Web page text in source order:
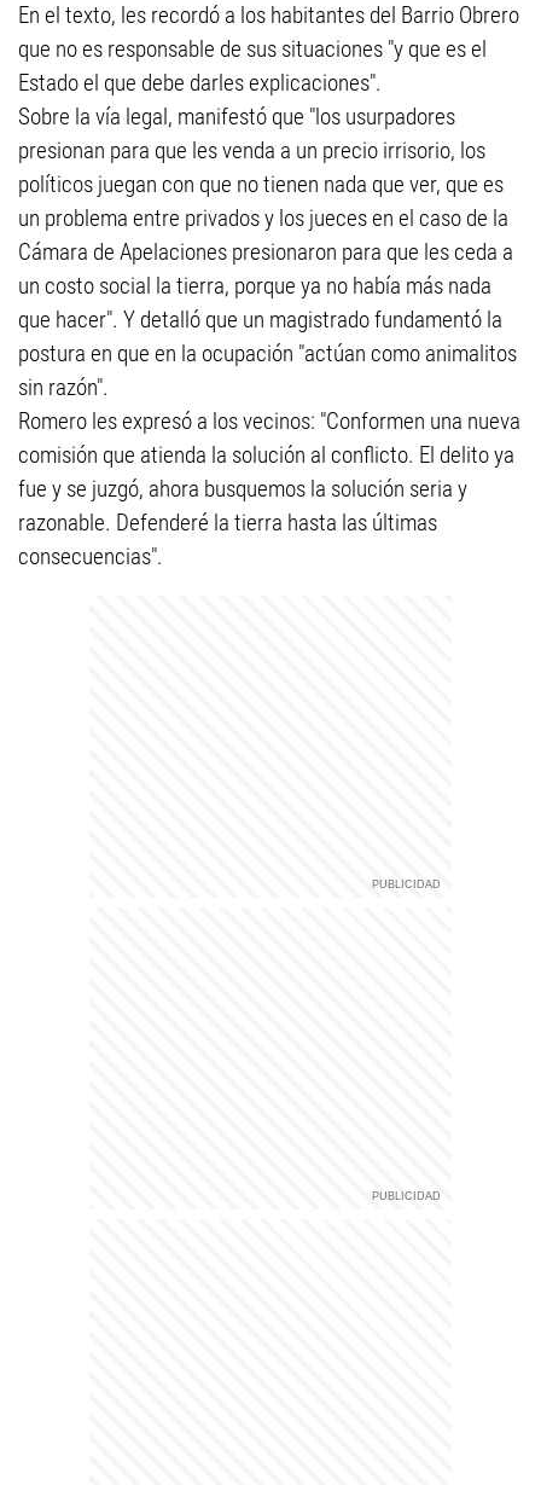
En el texto, les recordó a los habitantes del Barrio Obrero
que no es responsable de sus situaciones "y que es el
Estado el que debe darles explicaciones".
Sobre la vía legal, manifestó que "los usurpadores
presionan para que les venda a un precio irrisorio, los
políticos juegan con que no tienen nada que ver, que es
un problema entre privados y los jueces en el caso de la
Cámara de Apelaciones presionaron para que les ceda a
un costo social la tierra, porque ya no había más nada
que hacer". Y detalló que un magistrado fundamentó la
postura en que en la ocupación "actúan como animalitos
sin razón".
Romero les expresó a los vecinos: "Conformen una nueva
comisión que atienda la solución al conflicto. El delito ya
fue y se juzgó, ahora busquemos la solución seria y
razonable. Defenderé la tierra hasta las últimas
consecuencias".